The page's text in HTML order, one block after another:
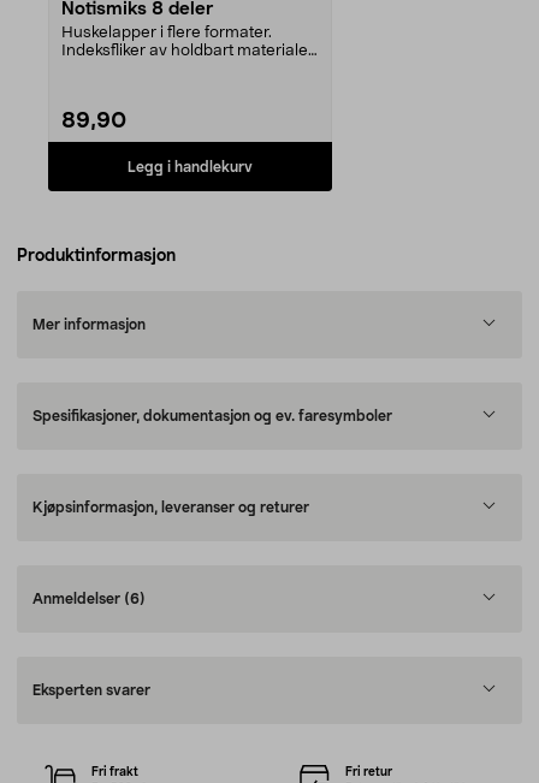
Notismiks 8 deler
Huskelapper i flere formater.
Indeksfliker av holdbart materiale -
89,90
Legg i handlekurv
Produktinformasjon
Mer informasjon
Spesifikasjoner, dokumentasjon og ev. faresymboler
Kjøpsinformasjon, leveranser og returer
Anmeldelser (6)
Eksperten svarer
Fri frakt Fri retur